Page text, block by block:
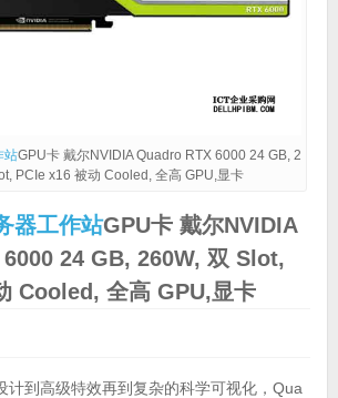
站GPU卡 戴尔NVIDIA Quadro RTX 6000 24 GB, 2
PCIe x16 被动 Cooled, 全高 GPU,显卡
器工作站GPU卡 戴尔NVIDIA
24 GB, 260W, 双 Slot,
Cooled, 全高 GPU,显卡
计到高级特效再到复杂的科学可视化，Qua